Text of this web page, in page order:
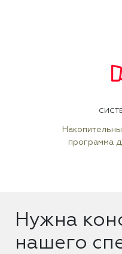
программа
Нужна
нашего